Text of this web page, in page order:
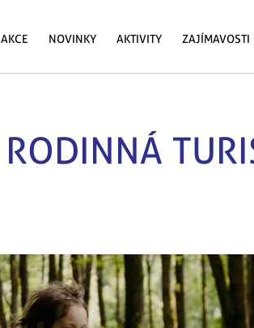
AKCE NOVINKY AKTIVITY ZAJÍMAVOSTI
RODINNÁ